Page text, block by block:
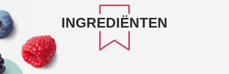
INGREDIËNTEN